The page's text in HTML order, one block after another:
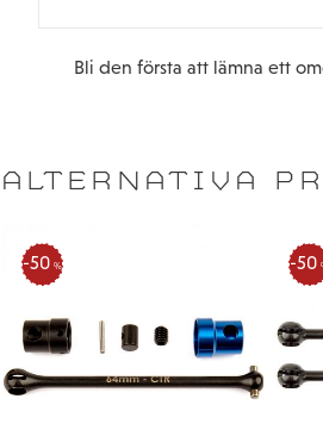
Bli den första att lämna ett
ALTERNATIVA
50 % 50